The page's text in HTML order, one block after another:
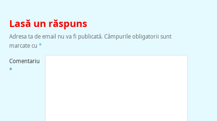
Lasă un răspuns
Adresa ta de email nu va fi publicată. Câmpurile obligatorii sunt
marcate cu *
Comentariu
*